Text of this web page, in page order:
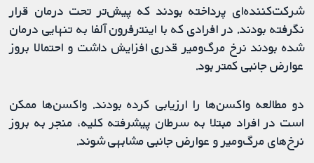
شرکت‌کننده‌ای پرداخته بودند که پیش‌تر تحت درمان قرار
نگرفته بودند. در افرادی که با اینترفرون آلفا به تنهایی درمان
شده بودند نرخ مرگ‌ومیر قدری افزایش داشت و احتمالا بروز
عوارض جانبی کمتر بود.
دو مطالعه واکسن‌ها را ارزیابی کرده بودند. واکسن‌ها ممکن
است در افراد مبتلا به سرطان پیشرفته کلیه، منجر به بروز
نرخ‌های مرگ‌ومیر و عوارض جانبی مشابهی شوند.